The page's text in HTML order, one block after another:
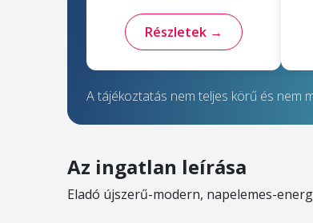
Részletek →
A tájékoztatás nem teljes körű és nem
Az ingatlan leírása
Eladó újszerű-modern, napelemes-